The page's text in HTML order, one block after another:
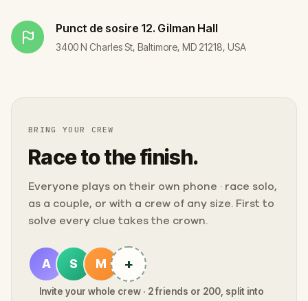
Punct de sosire 12. Gilman Hall
3400 N Charles St, Baltimore, MD 21218, USA
BRING YOUR CREW
Race to the finish.
Everyone plays on their own phone · race solo,
as a couple, or with a crew of any size. First to
solve every clue takes the crown.
A S M +
Invite your whole crew · 2 friends or 200, split into